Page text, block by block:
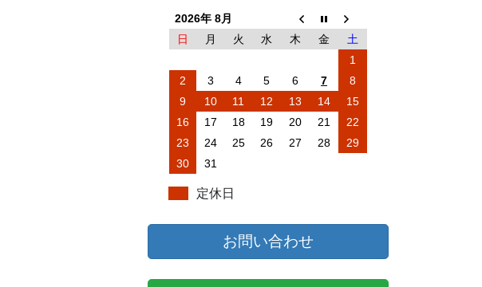
2026年 8月
日
月 火 水 木 金
土
1
2
3 4 5 6 7
8
9
10 11 12 13 14
15
16
17 18 19 20 21
22
23
24 25 26 27 28
29
30
31
定休日
お問い合わせ